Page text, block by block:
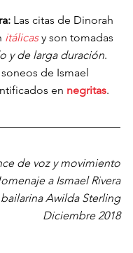
Las citas de Dinorah
itálicas y son tomadas
y de larga duración.
de Ismael
en negritas.
de voz y movimiento
a Ismael Rivera
Awilda Sterling
Diciembre 2018